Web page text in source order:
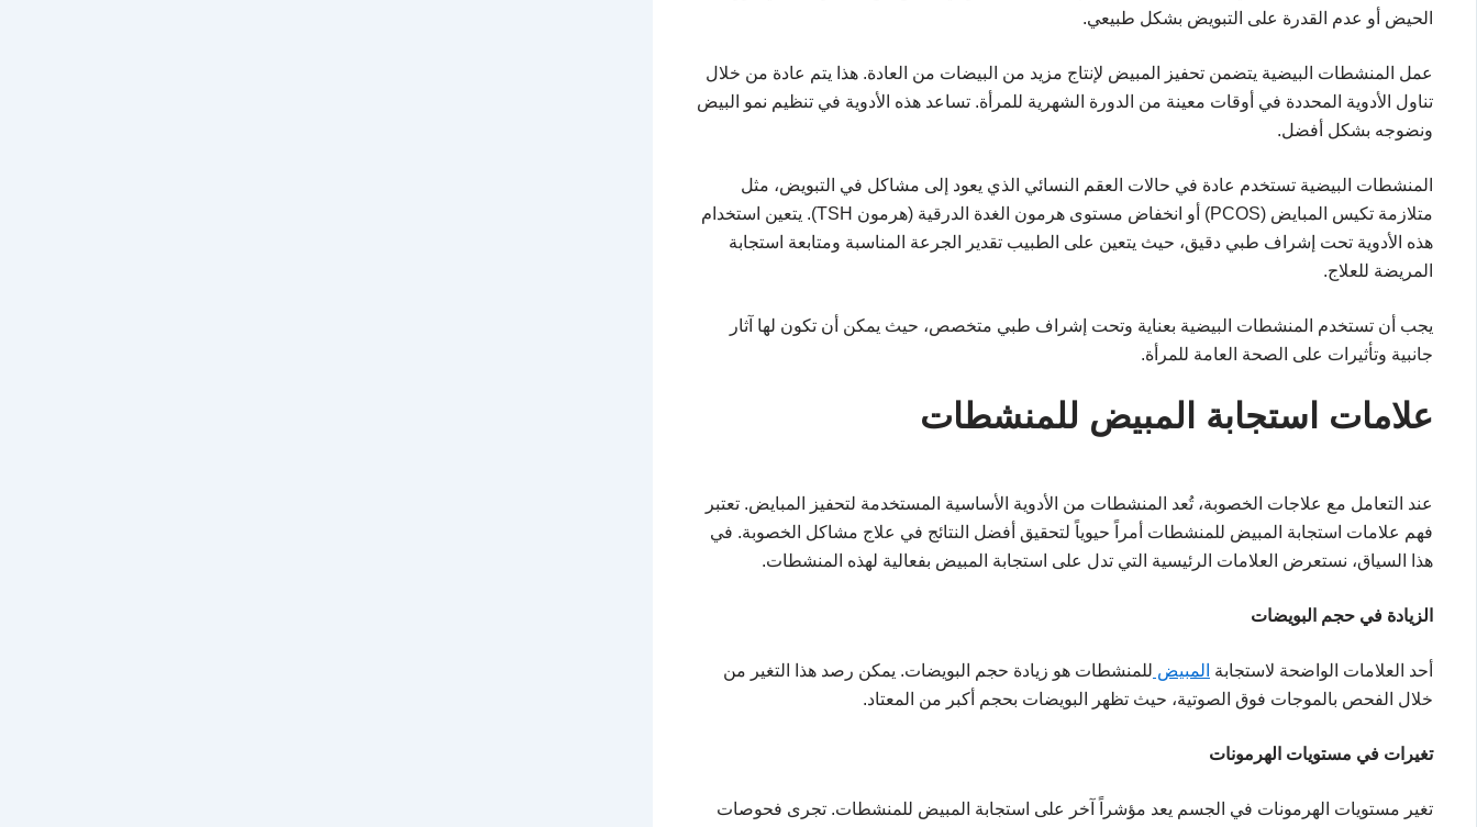
الحيض أو عدم القدرة على التبويض بشكل طبيعي.
عمل المنشطات البيضية يتضمن تحفيز المبيض لإنتاج مزيد من البيضات من العادة. هذا يتم عادة من خلال
تناول الأدوية المحددة في أوقات معينة من الدورة الشهرية للمرأة. تساعد هذه الأدوية في تنظيم نمو البيض
ونضوجه بشكل أفضل.
المنشطات البيضية تستخدم عادة في حالات العقم النسائي الذي يعود إلى مشاكل في التبويض، مثل
متلازمة تكيس المبايض (PCOS) أو انخفاض مستوى هرمون الغدة الدرقية (هرمون TSH). يتعين استخدام
هذه الأدوية تحت إشراف طبي دقيق، حيث يتعين على الطبيب تقدير الجرعة المناسبة ومتابعة استجابة
المريضة للعلاج.
يجب أن تستخدم المنشطات البيضية بعناية وتحت إشراف طبي متخصص، حيث يمكن أن تكون لها آثار
جانبية وتأثيرات على الصحة العامة للمرأة.
علامات استجابة المبيض للمنشطات
عند التعامل مع علاجات الخصوبة، تُعد المنشطات من الأدوية الأساسية المستخدمة لتحفيز المبايض. تعتبر
فهم علامات استجابة المبيض للمنشطات أمراً حيوياً لتحقيق أفضل النتائج في علاج مشاكل الخصوبة. في
هذا السياق، نستعرض العلامات الرئيسية التي تدل على استجابة المبيض بفعالية لهذه المنشطات.
الزيادة في حجم البويضات
أحد العلامات الواضحة لاستجابة المبيض للمنشطات هو زيادة حجم البويضات. يمكن رصد هذا التغير من
خلال الفحص بالموجات فوق الصوتية، حيث تظهر البويضات بحجم أكبر من المعتاد.
تغيرات في مستويات الهرمونات
تغير مستويات الهرمونات في الجسم يعد مؤشراً آخر على استجابة المبيض للمنشطات. تجرى فحوصات